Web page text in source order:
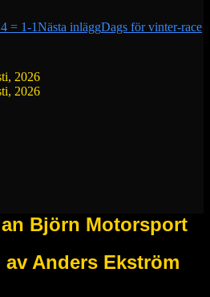
= 1-1Nästa inläggDags för vinter-race
2026
2026
Björn Motorsport
Anders Ekström